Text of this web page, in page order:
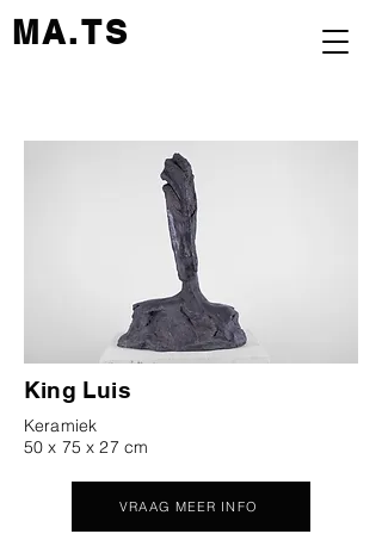
MA.TS
King Luis
Keramiek
50 x 75 x 27 cm
VRAAG MEER INFO